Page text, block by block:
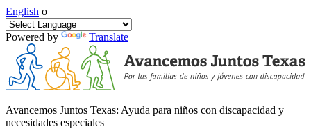
English o
Powered by Translate
Avancemos Juntos Texas: Ayuda para niños con discapacidad y
necesidades especiales